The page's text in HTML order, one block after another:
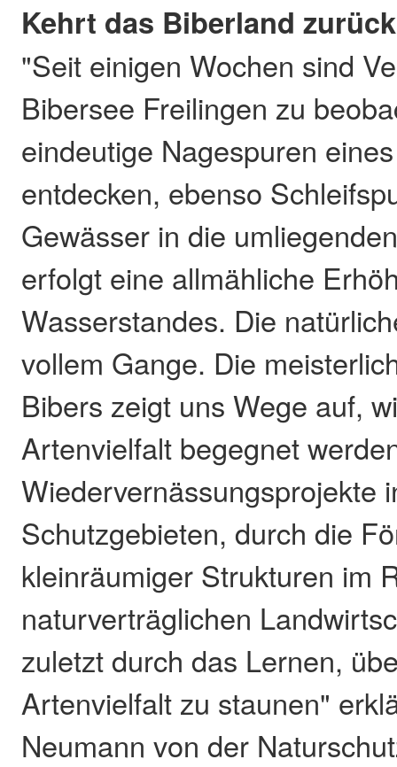
Kehrt das Biberland
"Seit einigen Wochen sind
Bibersee Freilingen zu
eindeutige Nagespuren
entdecken, ebenso
Gewässer in die
erfolgt eine allmähliche
Wasserstandes. Die
vollem Gange. Die
Bibers zeigt uns Wege auf,
Artenvielfalt begegnet
Wiedervernässungsprojekte
Schutzgebieten, durch die
kleinräumiger Strukturen im
naturverträglichen
zuletzt durch das Lernen,
Artenvielfalt zu staunen"
Neumann von der